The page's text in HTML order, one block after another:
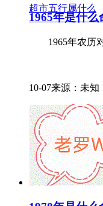
超市五行属什么
1965年是什么
1965年农历对
10-07来源：未知